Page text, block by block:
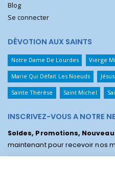
Blog
Se connecter
DÉVOTION AUX SAINTS
Notre Dame De Lourdes Vierge
Marie Qui Défait Les Noeuds
Sainte Thérèse Saint Michel
INSCRIVEZ-VOUS A NOTRE
Soldes, Promotions,
maintenant pour recevoir nos